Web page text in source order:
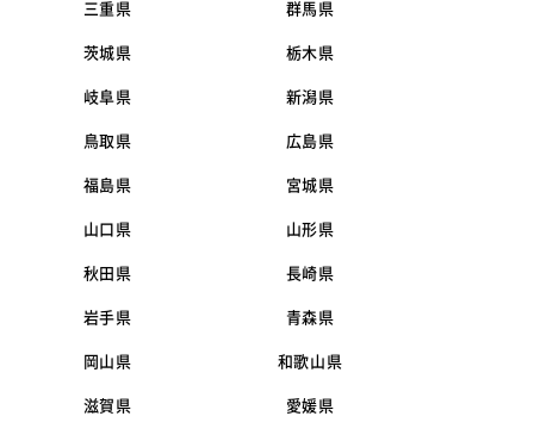
三重県 群馬県
茨城県 栃木県
岐阜県 新潟県
鳥取県 広島県
福島県 宮城県
山口県 山形県
秋田県 長崎県
岩手県 青森県
岡山県 和歌山県
滋賀県 愛媛県